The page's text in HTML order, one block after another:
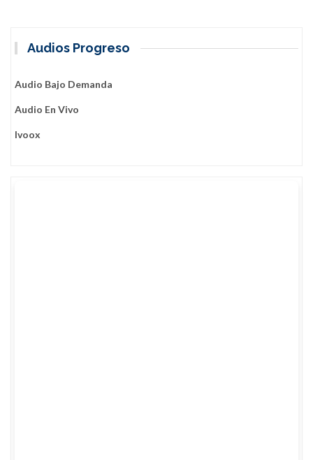
Audios Progreso
Audio Bajo Demanda
Audio En Vivo
Ivoox